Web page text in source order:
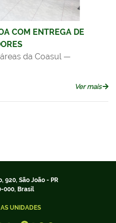
COM ENTREGA DE
da Coasul —
Ver mais
920, São João - PR
000, Brasil
UNIDADES